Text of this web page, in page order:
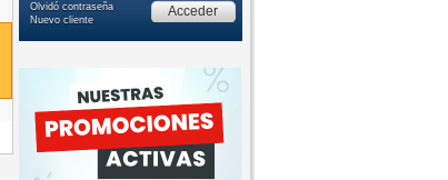
Olvidó contraseña
Nuevo cliente